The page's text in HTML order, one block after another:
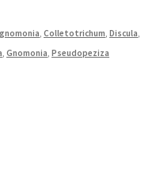
,Colletotrichum ,Discula
,Gnomonia ,Pseudopeziza